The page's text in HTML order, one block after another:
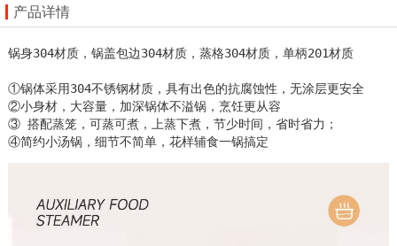
产品详情
锅身304材质，锅盖包边304材质，蒸格304材质，单柄201材质
①锅体采用304不锈钢材质，具有出色的抗腐蚀性，无涂层更安全
②小身材，大容量，加深锅体不溢锅，烹饪更从容
③ 搭配蒸笼，可蒸可煮，上蒸下煮，节少时间，省时省力；
④简约小汤锅，细节不简单，花样辅食一锅搞定